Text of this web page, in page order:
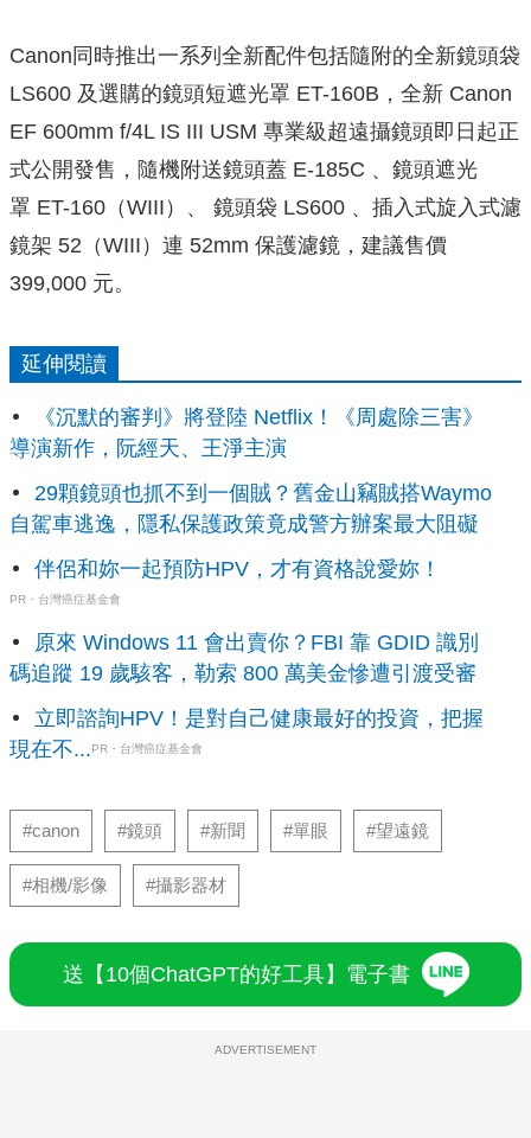
Canon同時推出一系列全新配件包括隨附的全新鏡頭袋
LS600 及選購的鏡頭短遮光罩 ET-160B，全新 Canon
EF 600mm f/4L IS III USM 專業級超遠攝鏡頭即日起正
式公開發售，隨機附送鏡頭蓋 E-185C 、鏡頭遮光
罩 ET-160（WIII）、 鏡頭袋 LS600 、插入式旋入式濾
鏡架 52（WIII）連 52mm 保護濾鏡，建議售價
399,000 元。
延伸閱讀
《沉默的審判》將登陸 Netflix！《周處除三害》
導演新作，阮經天、王淨主演
29顆鏡頭也抓不到一個賊？舊金山竊賊搭Waymo
自駕車逃逸，隱私保護政策竟成警方辦案最大阻礙
伴侶和妳一起預防HPV，才有資格說愛妳！
PR・台灣癌症基金會
原來 Windows 11 會出賣你？FBI 靠 GDID 識別
碼追蹤 19 歲駭客，勒索 800 萬美金慘遭引渡受審
立即諮詢HPV！是對自己健康最好的投資，把握
現在不...PR・台灣癌症基金會
#canon #鏡頭 #新聞 #單眼 #望遠鏡
#相機/影像 #攝影器材
送【10個ChatGPT的好工具】電子書
ADVERTISEMENT